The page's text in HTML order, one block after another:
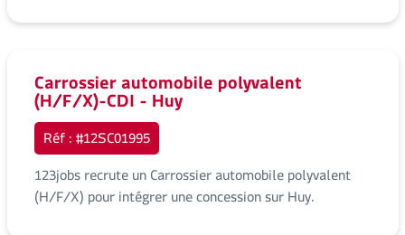
Carrossier automobile polyvalent
(H/F/X)-CDI - Huy
Réf : #12SC01995
123jobs recrute un Carrossier automobile polyvalent
(H/F/X) pour intégrer une concession sur Huy.